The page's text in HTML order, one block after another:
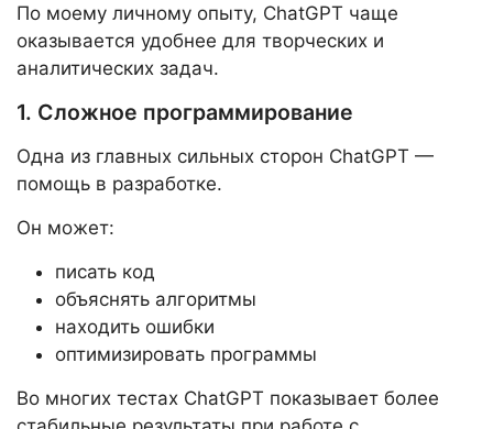
По моему личному опыту, ChatGPT чаще
оказывается удобнее для творческих и
аналитических задач.
1. Сложное программирование
Одна из главных сильных сторон ChatGPT —
помощь в разработке.
Он может:
писать код
объяснять алгоритмы
находить ошибки
оптимизировать программы
Во многих тестах ChatGPT показывает более